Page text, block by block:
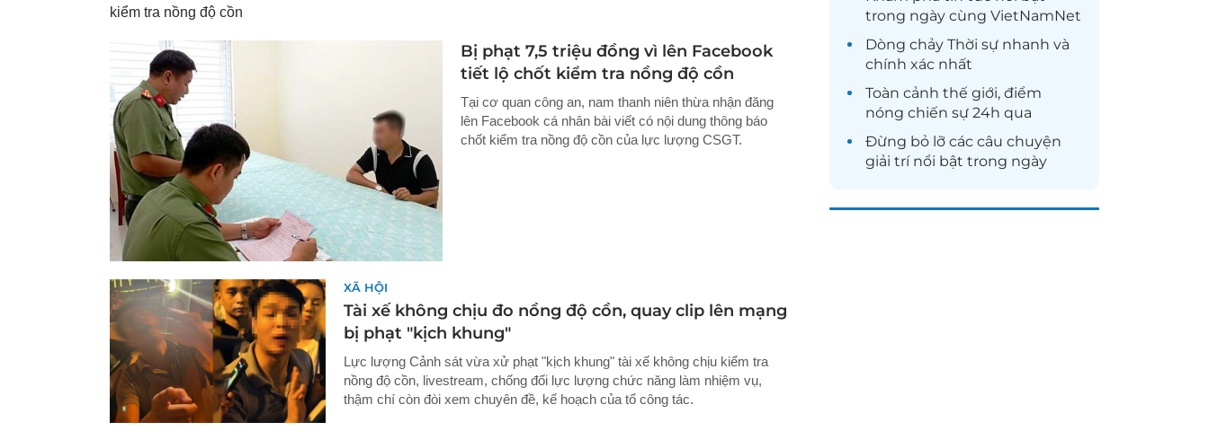
kiểm tra nồng độ cồn
Bị phạt 7,5 triệu đồng vì lên Facebook
tiết lộ chốt kiểm tra nồng độ cồn
Tại cơ quan công an, nam thanh niên thừa nhận đăng
lên Facebook cá nhân bài viết có nội dung thông báo
chốt kiểm tra nồng độ cồn của lực lượng CSGT.
XÃ HỘI
Tài xế không chịu đo nồng độ cồn, quay clip lên mạng
bị phạt "kịch khung"
Lực lượng Cảnh sát vừa xử phạt "kịch khung" tài xế không chịu kiểm tra
nồng độ cồn, livestream, chống đối lực lượng chức năng làm nhiệm vụ,
thậm chí còn đòi xem chuyên đề, kế hoạch của tổ công tác.
trong ngày cùng VietNamNet
Dòng chảy Thời sự nhanh và
chính xác nhất
Toàn cảnh thế giới, điểm
nóng chiến sự 24h qua
Đừng bỏ lỡ các câu chuyện
giải trínổi bật trong ngày